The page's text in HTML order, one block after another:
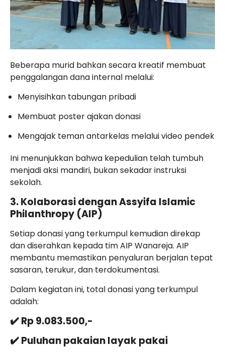
Beberapa murid bahkan secara kreatif membuat
penggalangan dana internal melalui:
Menyisihkan tabungan pribadi
Membuat poster ajakan donasi
Mengajak teman antarkelas melalui video pendek
Ini menunjukkan bahwa kepedulian telah tumbuh
menjadi aksi mandiri, bukan sekadar instruksi
sekolah.
3. Kolaborasi dengan Assyifa Islamic
Philanthropy (AIP)
Setiap donasi yang terkumpul kemudian direkap
dan diserahkan kepada tim AIP Wanareja. AIP
membantu memastikan penyaluran berjalan tepat
sasaran, terukur, dan terdokumentasi.
Dalam kegiatan ini, total donasi yang terkumpul
adalah:
✔️Rp 9.083.500,-
✔️Puluhan pakaian layak pakai